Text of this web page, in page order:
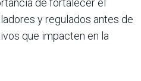
de fortalecer el
y regulados antes de
que impacten en la